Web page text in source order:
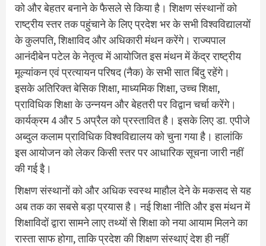
को और बेहतर बनाने के फैसले से किया है। शिक्षण संस्थानों काे
राष्ट्रीय स्तर तक पहुंचाने के लिए प्रदेश भर के सभी विश्वविद्यालयों
के कुलपति, शिक्षाविद और अधिकारी मंथन करेंगे। राज्यपाल
आनंदीबेन पटेल के नेतृत्व में आयोजित इस मंथन में केंद्र राष्ट्रीय
मूल्यांकन एवं प्रत्यायन परिषद (नैक) के सभी सात बिंदु रहेंगे।
इसके अतिरिक्त बेसिक शिक्षा, माध्यमिक शिक्षा, उच्च शिक्षा,
प्राविधिक शिक्षा के उन्नयन और बेहतरी पर विद्वान चर्चा करेंगे।
कार्यक्रम 4 और 5 अप्रैल को प्रस्तावित है। इसके लिए डा. एपीजे
अब्दुल कलाम प्राविधिक विश्वविद्यालय को चुना गया है। हालांकि
इस आयोजन को लेकर किसी स्तर पर आधारिक सूचना जारी नहीं
की गई इै।
शिक्षण संस्थानाें को और अधिक स्वस्थ माहौल देने के मकसद से यह
अब तक का सबसे बड़ा प्रयास है। नई शिक्षा नीति और इस मंथन में
शिक्षाविदों द्वारा सामने लाए तथ्यों से शिक्षा को नया आयाम मिलने का
रास्ता साफ होगा, ताकि प्रदेश की शिक्षण संस्थाएं देश ही नहीं